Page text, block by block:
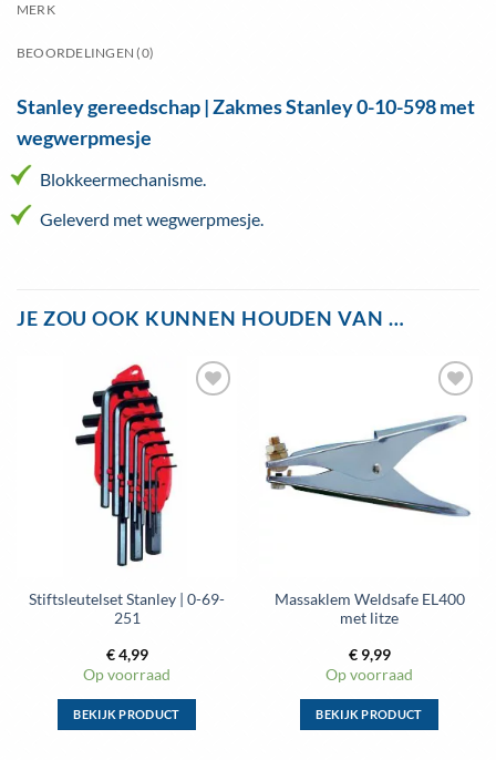
MERK
BEOORDELINGEN (0)
Stanley gereedschap | Zakmes Stanley 0-10-598 met
wegwerpmesje
Blokkeermechanisme.
Geleverd met wegwerpmesje.
JE ZOU OOK KUNNEN HOUDEN VAN …
Stiftsleutelset Stanley | 0-69-
251
€4,99
Op voorraad
BEKIJK PRODUCT
Massaklem Weldsafe EL400
met litze
€9,99
Op voorraad
BEKIJK PRODUCT